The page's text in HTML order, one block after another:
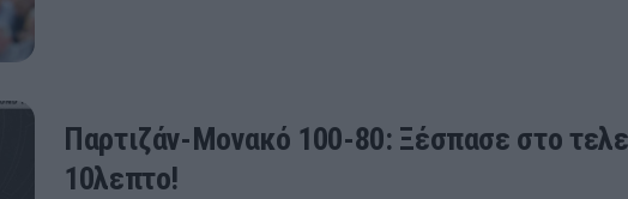
Παρτιζάν-Μονακό 100-80: Ξέσπασε στο
10λεπτο!